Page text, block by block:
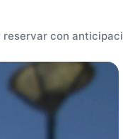
reservar con